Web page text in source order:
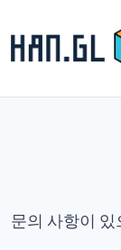
문의 사항이